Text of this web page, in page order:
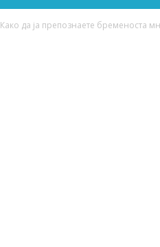
Како да ја препознаете бременоста